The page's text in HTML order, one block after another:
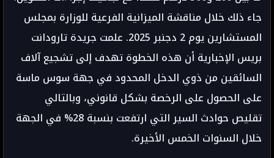
جاء ذلك خلال مناقشة الميزانية الفرعية للوزارة بمجلس
المستشارين يوم 2 دجنبر 2025. علمت جريدة تارودانت
بريس الإخبارية أن هذه الخطوة تهدف إلى تشجيع آلاف
السائقين من ذوي الدخل المحدود في جهة سوس ماسة
على الحصول على الرخصة بشكل قانوني، وبالتالي
تقليص حوادث السير التي ارتفعت بنسبة 28% في الجهة
خلال السنوات الخمس الأخيرة.